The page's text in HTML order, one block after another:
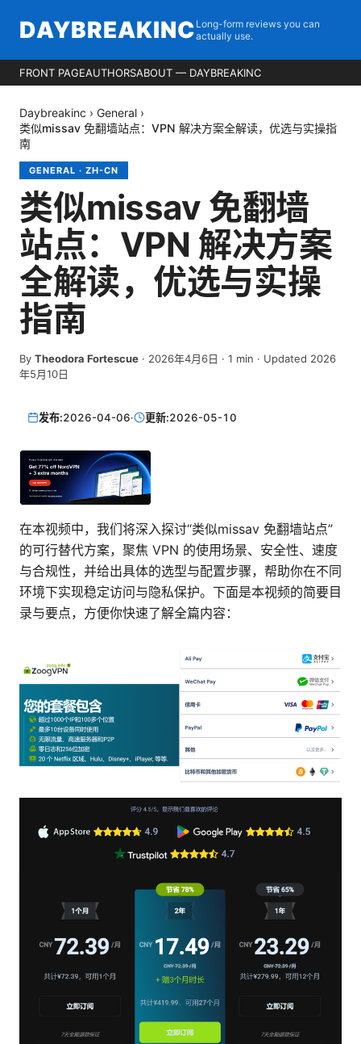
DAYBREAKINC Long-form reviews you can
actually use.
FRONT PAGEAUTHORSABOUT — DAYBREAKINC
Daybreakinc › General ›
类似missav 免翻墙站点：VPN 解决方案全解读，优选与实操指
南
GENERAL · ZH-CN
类似missav 免翻墙
站点：VPN 解决方案
全解读，优选与实操
指南
By Theodora Fortescue · 2026年4月6日 · 1 min · Updated 2026
年5月10日
发布:2026-04-06· 更新:2026-05-10
在本视频中，我们将深入探讨“类似missav 免翻墙站点”
的可行替代方案，聚焦 VPN 的使用场景、安全性、速度
与合规性，并给出具体的选型与配置步骤，帮助你在不同
环境下实现稳定访问与隐私保护。下面是本视频的简要目
录与要点，方便你快速了解全篇内容：